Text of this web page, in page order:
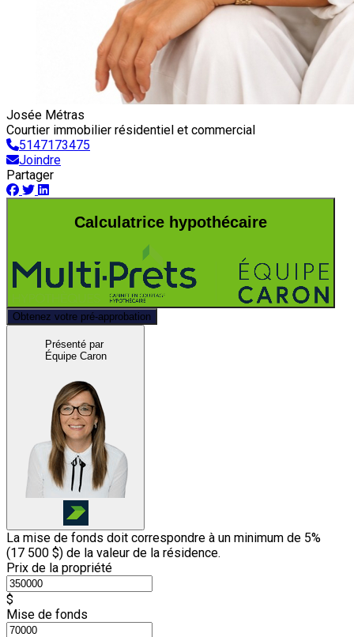
Josée Métras
Courtier immobilier résidentiel et commercial
5147173475
Joindre
Partager
Calculatrice hypothécaire
Obtenez votre pré-approbation
Présenté par
Équipe Caron
La mise de fonds doit correspondre à un minimum de 5%
(17 500 $) de la valeur de la résidence.
Prix de la propriété
$
Mise de fonds